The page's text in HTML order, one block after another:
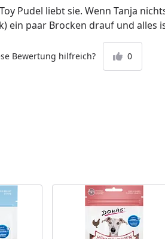
Pudel liebt sie. Wenn Tanja
ein paar Brocken drauf und alles
Bewertung hilfreich? 0